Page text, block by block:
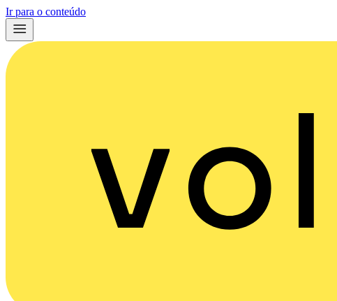
Ir para o conteúdo